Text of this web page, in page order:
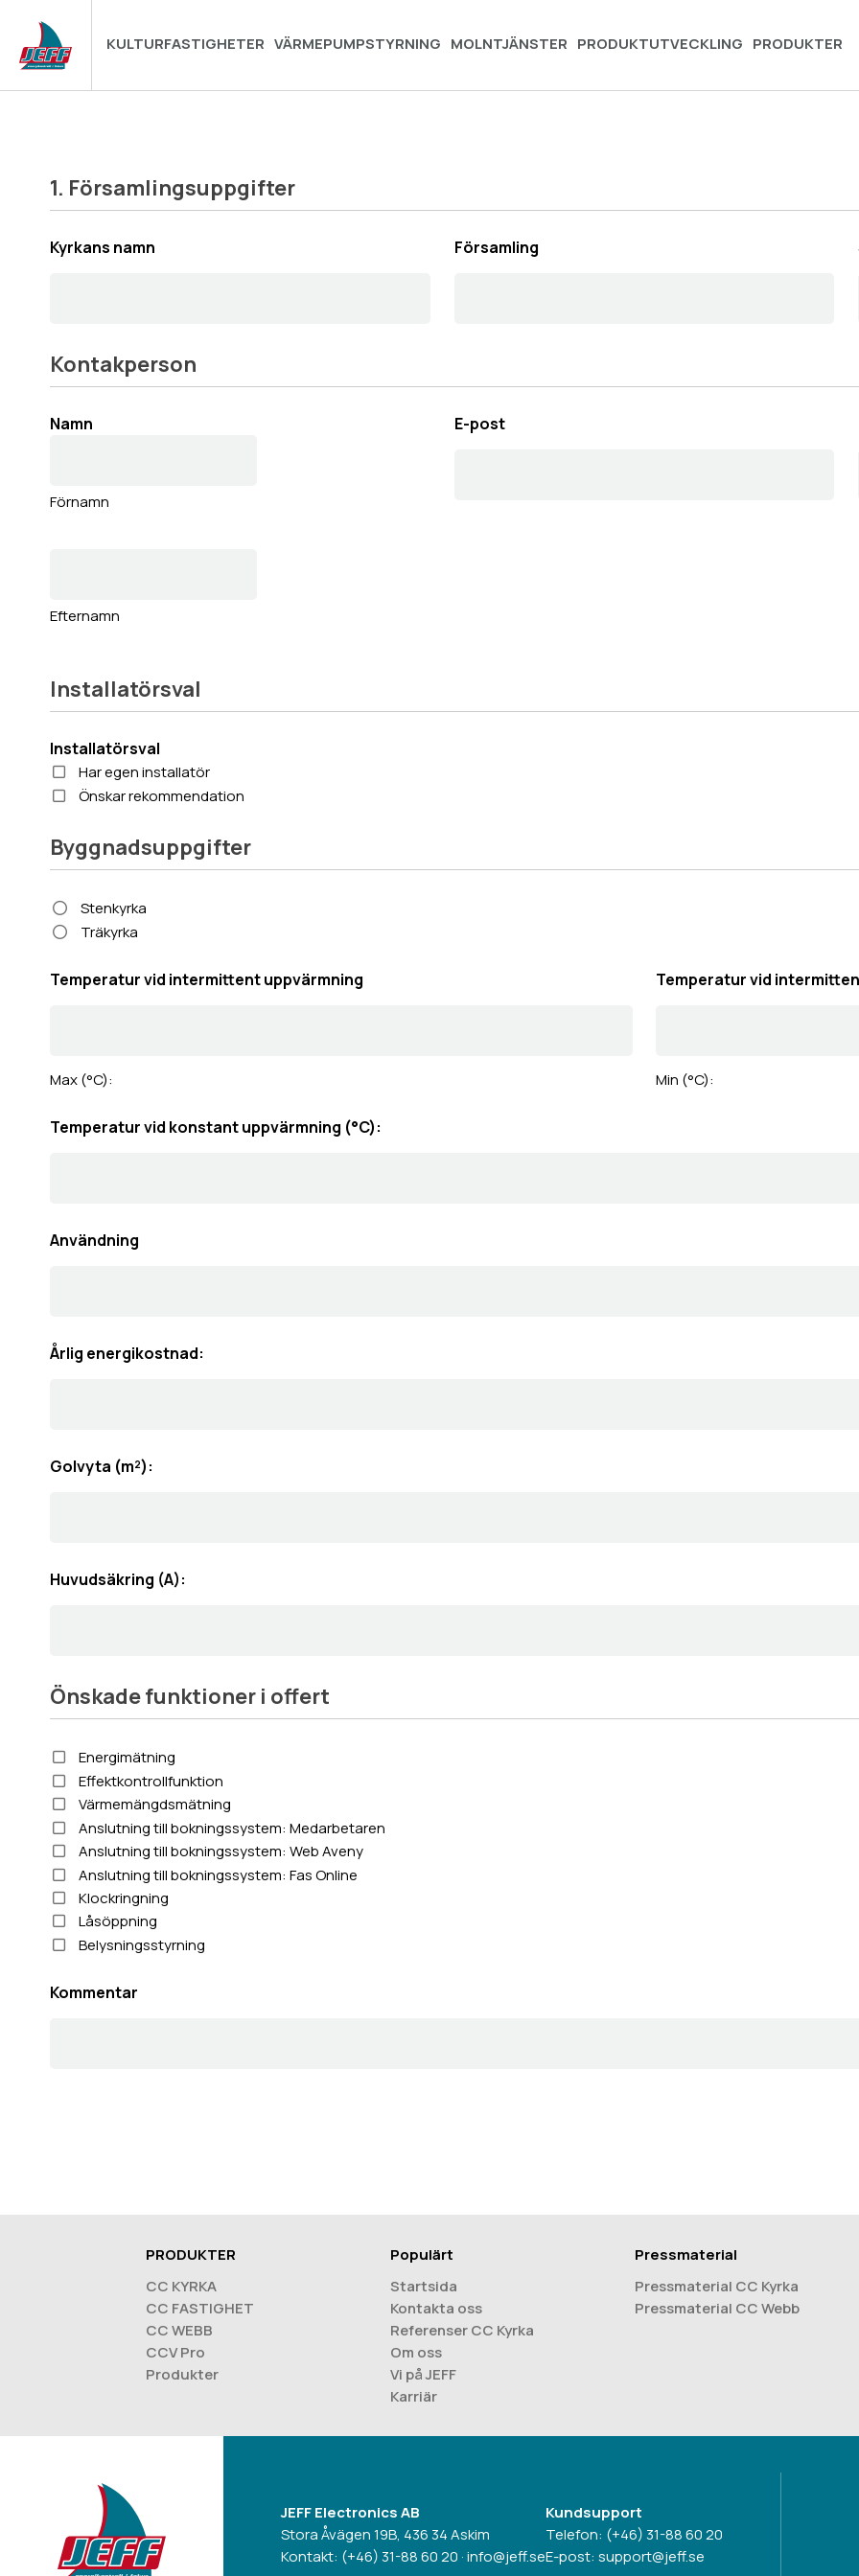
KULTURFASTIGHETER VÄRMEPUMPSTYRNING MOLNTJÄNSTER PRODUKTUTVECKLING PRODUKTER
1. Församlingsuppgifter
Kyrkans namn Församling
Kontakperson
Namn
Förnamn
Efternamn
E-post
Installatörsval
Installatörsval
Har egen installatör
Önskar rekommendation
Byggnadsuppgifter
Stenkyrka
Träkyrka
Temperatur vid intermittent uppvärmning
Max (°C):
Temperatur vid
Min (°C):
Temperatur vid konstant uppvärmning (°C):
Användning
Årlig energikostnad:
Golvyta (m²):
Huvudsäkring (A):
Önskade funktioner i offert
Energimätning
Effektkontrollfunktion
Värmemängdsmätning
Anslutning till bokningssystem: Medarbetaren
Anslutning till bokningssystem: Web Aveny
Anslutning till bokningssystem: Fas Online
Klockringning
Låsöppning
Belysningsstyrning
Kommentar
PRODUKTER
CC KYRKA
CC FASTIGHET
CC WEBB
CCV Pro
Produkter
Populärt
Startsida
Kontakta oss
Referenser CC Kyrka
Om oss
Vi på JEFF
Karriär
Pressmaterial
Pressmaterial CC Kyrka
Pressmaterial CC Webb
JEFF Electronics AB
Stora Åvägen 19B, 436 34 Askim
Kontakt: (+46) 31-88 60 20 ·info@jeff.se
Kundsupport
Telefon: (+46) 31-88 60 20
E-post: support@jeff.se